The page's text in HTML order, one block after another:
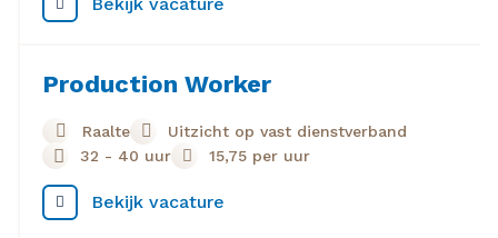
Production Worker
Raalte
Uitzicht op vast dienstverband
32 - 40 uur
15,75 per uur
Bekijk vacature